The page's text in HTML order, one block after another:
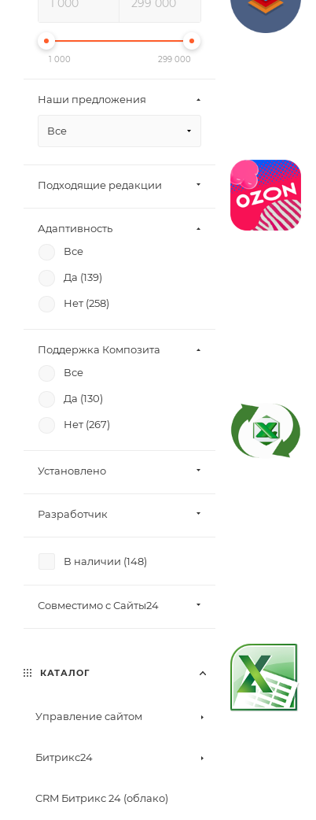
1 000 299 000
Наши предложения
Все
Подходящие редакции
Адаптивность
Все
Да (139)
Нет (258)
Поддержка Композита
Все
Да (130)
Нет (267)
Установлено
Разработчик
В наличии (148)
Совместимо с Сайты24
КАТАЛОГ
Управление сайтом
Битрикс24
CRM Битрикс 24 (облако)